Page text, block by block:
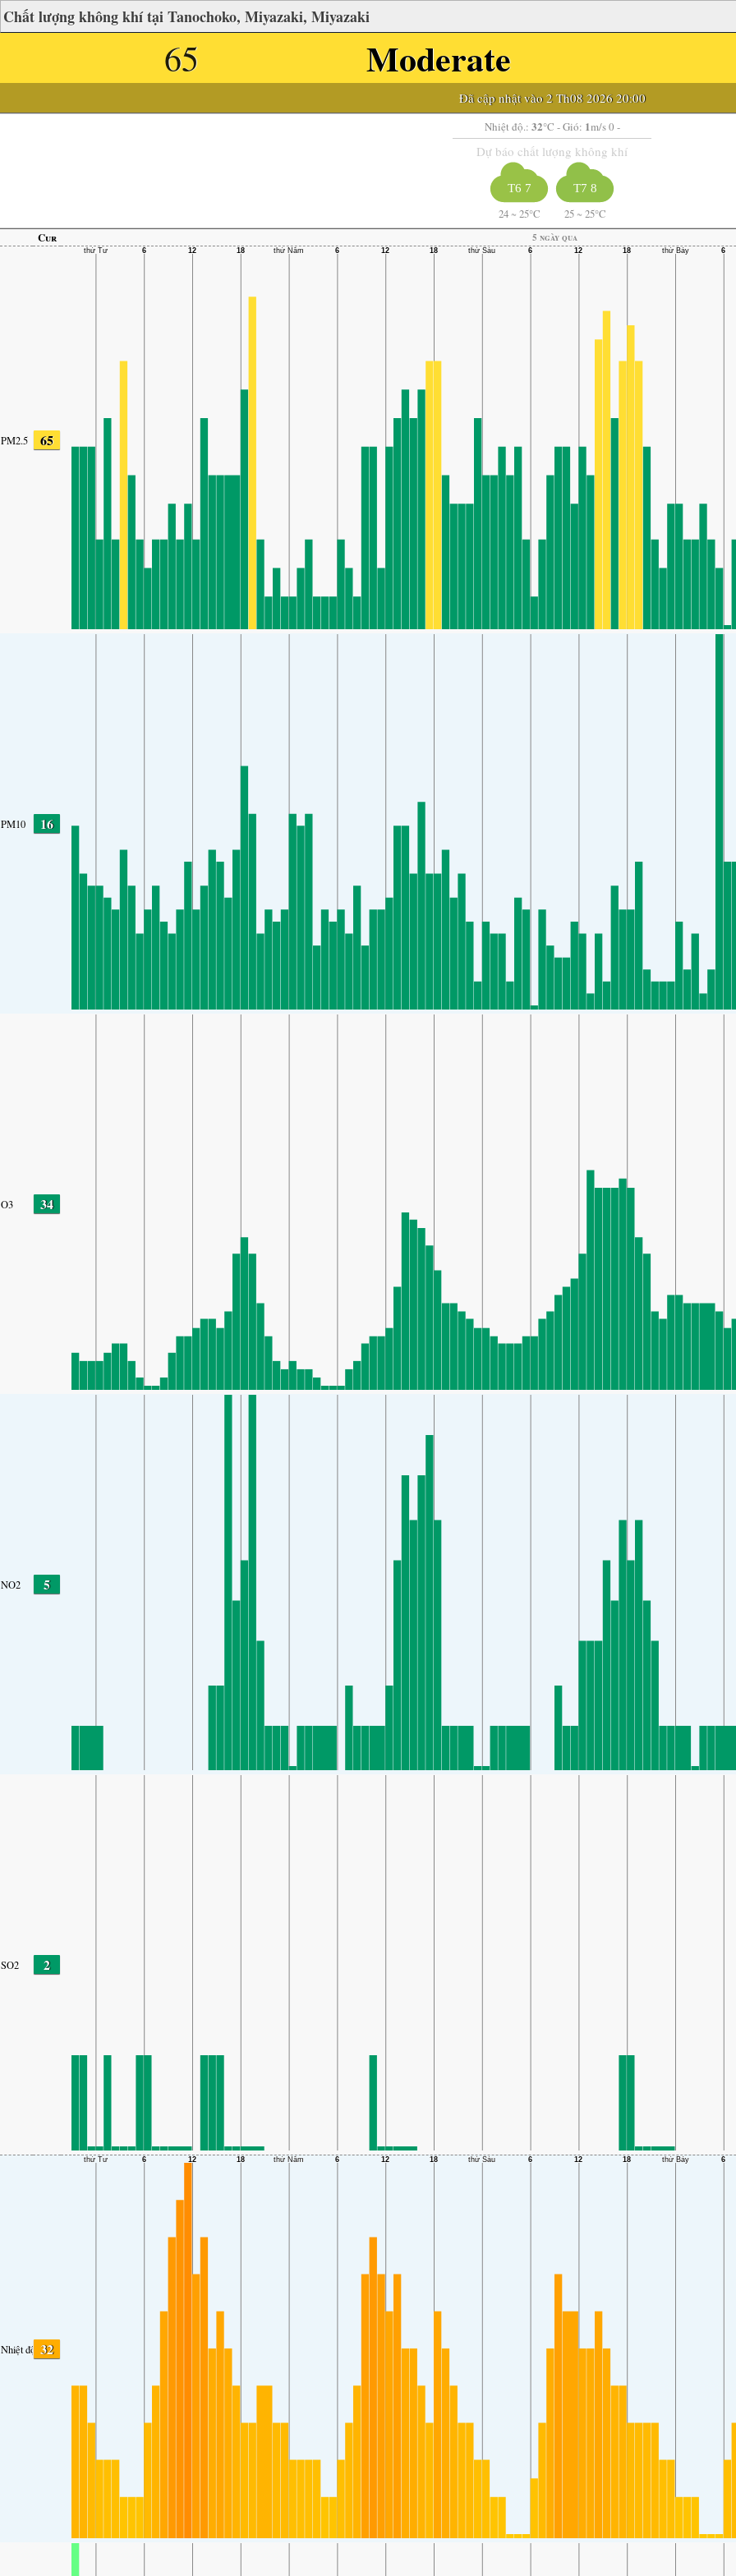
Chất lượng không khí tại Tanochoko, Miyazaki, Miyazaki
65 Moderate
Đã cập nhật vào 2 Th08 2026 20:00
Nhiệt độ.: 32°C - Gió: 1m/s 0 -
Dự báo chất lượng không khí
T6 7
24 ~ 25°C
T7 8
25 ~ 25°C
Cur
5 ngày qua
PM2.5 65
PM10 16
O3 34
NO2 5
SO2 2
Nhiệt độ. 32